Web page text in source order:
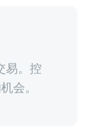
易。控
会。